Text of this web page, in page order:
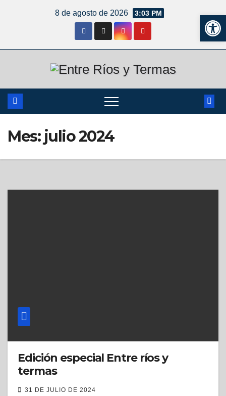
8 de agosto de 2026 3:03 PM
Mes: julio 2024
Edición especial Entre ríos y
termas
31 DE JULIO DE 2024